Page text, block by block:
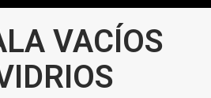
VACÍOS